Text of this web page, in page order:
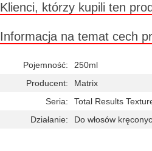
Klienci, którzy kupili ten
Informacja na temat cech
Pojemność:
250ml
Producent:
Matrix
Seria:
Total Results
Działanie:
Do włosów